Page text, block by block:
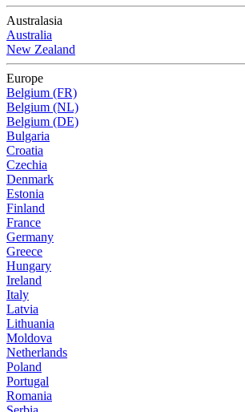
Australasia
Australia
New Zealand
Europe
Belgium (FR)
Belgium (NL)
Belgium (DE)
Bulgaria
Croatia
Czechia
Denmark
Estonia
Finland
France
Germany
Greece
Hungary
Ireland
Italy
Latvia
Lithuania
Moldova
Netherlands
Poland
Portugal
Romania